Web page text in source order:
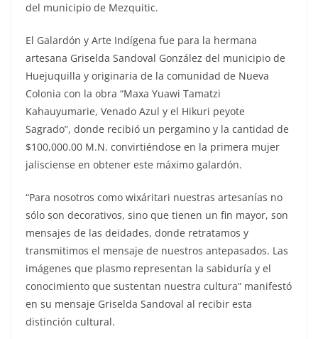
del municipio de Mezquitic.
El Galardón y Arte Indígena fue para la hermana
artesana Griselda Sandoval González del municipio de
Huejuquilla y originaria de la comunidad de Nueva
Colonia con la obra “Maxa Yuawi Tamatzi
Kahauyumarie, Venado Azul y el Hikuri peyote
Sagrado”, donde recibió un pergamino y la cantidad de
$100,000.00 M.N. convirtiéndose en la primera mujer
jalisciense en obtener este máximo galardón.
“Para nosotros como wixáritari nuestras artesanías no
sólo son decorativos, sino que tienen un fin mayor, son
mensajes de las deidades, donde retratamos y
transmitimos el mensaje de nuestros antepasados. Las
imágenes que plasmo representan la sabiduría y el
conocimiento que sustentan nuestra cultura” manifestó
en su mensaje Griselda Sandoval al recibir esta
distinción cultural.